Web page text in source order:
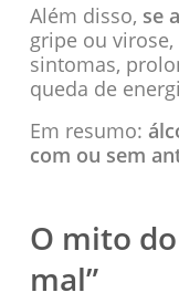
Além disso, se
gripe ou
sintomas,
queda de
Em resumo:
com ou sem
O mito
mal”